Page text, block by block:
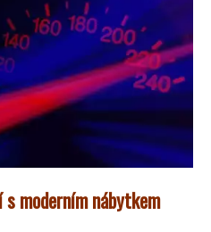
moderním nábytkem